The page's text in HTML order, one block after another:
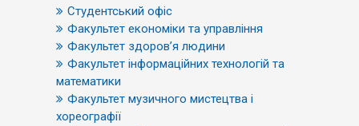
Студентський офіс
Факультет економіки та управління
Факультет здоров’я людини
Факультет інформаційних технологій та
математики
Факультет музичного мистецтва і
хореографії